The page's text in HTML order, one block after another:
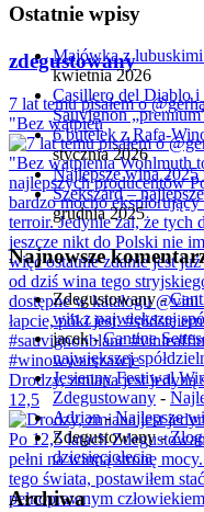
zdegustowany
7 lat temu pisałem o
"Bez wątpien
Drodzy, zmiana jest jedyną
12,5
Ostatnie wpisy
Majówka z
kwietnia 2026
Casillero del Diablo i
Sauvignon
6 butelek z Rafa-
stycznia 2026
Najlepsze wina
Szekszárd –
grudnia 2025
Najnowsze
Zdegustowany-
win z największej
jacek-Cantine
największej
Jesienny Festiwal
Zdegustowany -
Adrian-Najlepsze
Zdegustowany-
dziesięciolecia
Archiwa